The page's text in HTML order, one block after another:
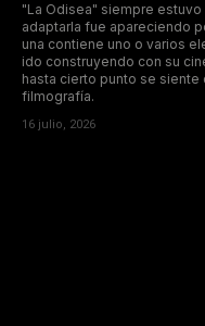
"La Odisea" siempre
adaptarla fue apareciendo
una contiene uno o varios
ido construyendo con su
hasta cierto punto se siente
filmografía.
16 julio, 2026